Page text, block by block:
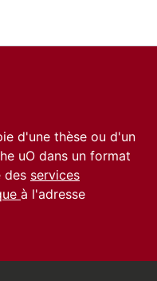
d'une thèse ou d'un
uO dans un format
des services
à l'adresse